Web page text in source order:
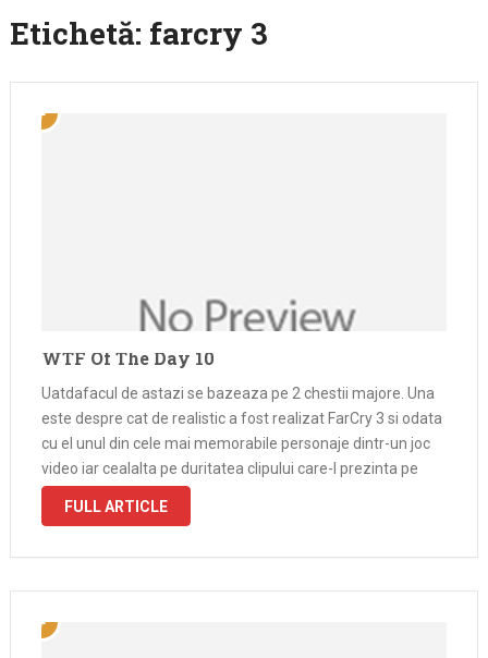
Etichetă: farcry 3
WTF Of The Day 10
Uatdafacul de astazi se bazeaza pe 2 chestii majore. Una
este despre cat de realistic a fost realizat FarCry 3 si odata
cu el unul din cele mai memorabile personaje dintr-un joc
video iar cealalta pe duritatea clipului care-l prezinta pe
Vaas Montenegro facand ce stie …
FULL ARTICLE